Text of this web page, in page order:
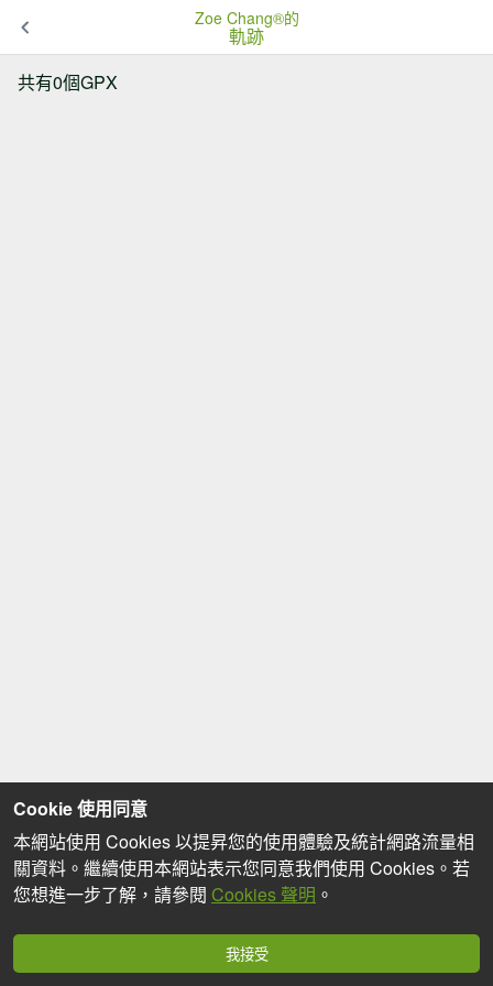
Zoe Chang®的
軌跡
共有0個GPX
Cookie 使用同意
本網站使用 Cookies 以提昇您的使用體驗及統計網路流量相
關資料。繼續使用本網站表示您同意我們使用 Cookies。若
您想進一步了解，請參閱 Cookies 聲明 。
我接受